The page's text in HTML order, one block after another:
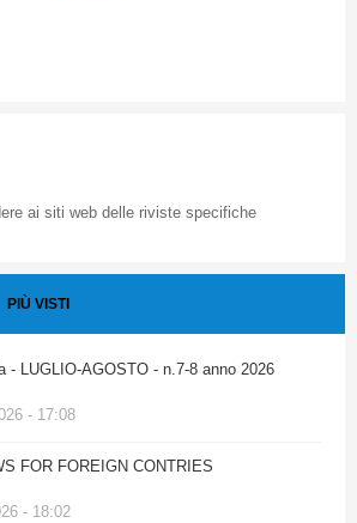
ai siti web delle riviste specifiche
PIÙ VISTI
- LUGLIO-AGOSTO - n.7-8 anno 2026
- 17:08
FOR FOREIGN CONTRIES
- 18:02